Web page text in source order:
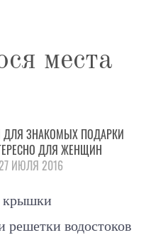
места
ДЛЯ ЗНАКОМЫХ ПОДАРКИ
ДЛЯ ЖЕНЩИН
ИЮЛЯ 2016
крышки
водостоков